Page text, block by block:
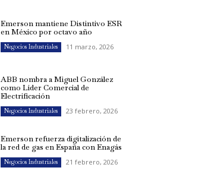
Emerson mantiene Distintivo ESR
en México por octavo año
Negocios Industriales 11 marzo, 2026
ABB nombra a Miguel González
como Líder Comercial de
Electrificación
Negocios Industriales 23 febrero, 2026
Emerson refuerza digitalización de
la red de gas en España con Enagás
Negocios Industriales 21 febrero, 2026